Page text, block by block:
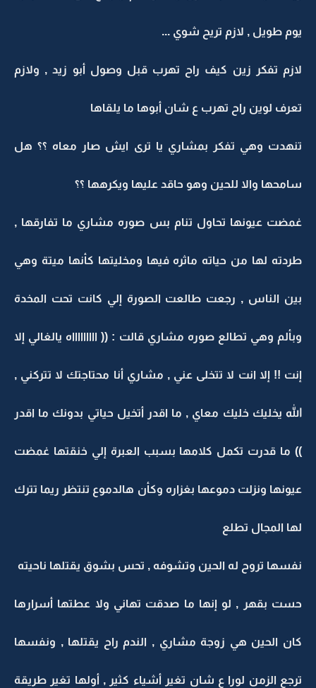
يوم طويل , لازم تريح شوي ...
لازم تفكر زين كيف راح تهرب قبل وصول أبو زيد , ولازم
تعرف لوين راح تهرب ع شان أبوها ما يلقاها
تنهدت وهي تفكر بمشاري يا ترى ايش صار معاه ؟؟ هل
سامحها والا للحين وهو حاقد عليها ويكرهها ؟؟
غمضت عيونها تحاول تنام بس صوره مشاري ما تفارقها ,
طردته لها من حياته ماثره فيها ومخليتها كأنها ميتة وهي
بين الناس , رجعت طالعت الصورة إلي كانت تحت المخدة
وبألم وهي تطالع صوره مشاري قالت : (( اااااااااه يالغالي إلا
إنت !! إلا انت لا تتخلى عني , مشاري أنا محتاجتك لا تتركني ,
الله يخليك خليك معاي , ما اقدر أتخيل حياتي بدونك ما اقدر
)) ما قدرت تكمل كلامها بسبب العبرة إلي خنقتها غمضت
عيونها ونزلت دموعها بغزاره وكأن هالدموع تنتظر ريما تترك
لها المجال تطلع
نفسها تروح له الحين وتشوفه , تحس بشوق يقتلها ناحيته
حست بقهر , لو إنها ما صدقت تهاني ولا عطتها أسرارها
كان الحين هي زوجة مشاري , الندم راح يقتلها , ونفسها
ترجع الزمن لورا ع شان تغير أشياء كثير , أولها تغير طريقة